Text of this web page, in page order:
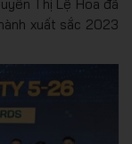
Thị Lệ Hoa đã
xuất sắc 2023